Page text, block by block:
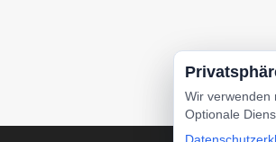
Wir verwenden
Optionale